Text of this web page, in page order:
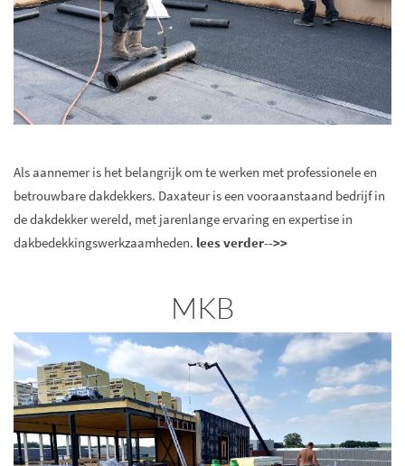
Als aannemer is het belangrijk om te werken met professionele en
betrouwbare dakdekkers. Daxateur is een vooraanstaand bedrijf in
de dakdekker wereld, met jarenlange ervaring en expertise in
dakbedekkingswerkzaamheden. lees verder-->>
MKB